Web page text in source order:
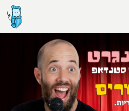
הפרופיל שלי
התנתק